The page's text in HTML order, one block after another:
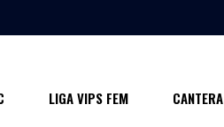
LIGA VIPS FEM CANTERA